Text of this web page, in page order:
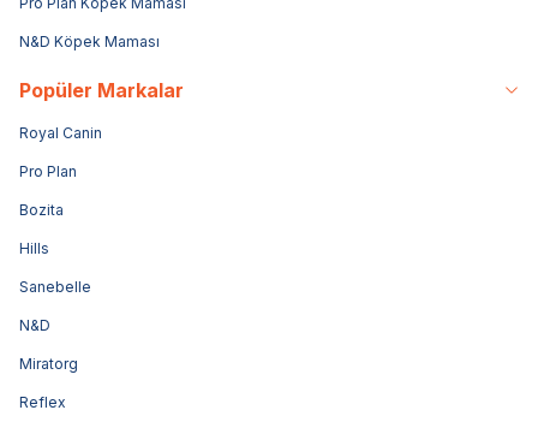
N&D Köpek Maması
Popüler Markalar
Royal Canin
Pro Plan
Bozita
Hills
Sanebelle
N&D
Miratorg
Reflex